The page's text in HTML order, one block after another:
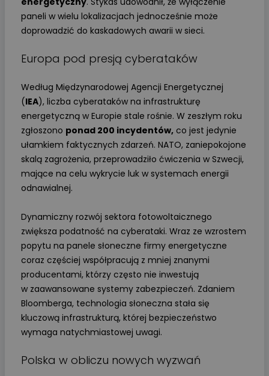
paneli w wielu lokalizacjach jednocześnie może
doprowadzić do kaskadowych awarii w sieci.
Europa pod presją cyberataków
Według Międzynarodowej Agencji Energetycznej
(IEA), liczba cyberataków na infrastrukturę
energetyczną w Europie stale rośnie. W zeszłym roku
zgłoszono ponad 200 incydentów, co jest jedynie
ułamkiem faktycznych zdarzeń. NATO, zaniepokojone
skalą zagrożenia, przeprowadziło ćwiczenia w Szwecji,
mające na celu wykrycie luk w systemach energii
odnawialnej.
Dynamiczny rozwój sektora fotowoltaicznego
zwiększa podatność na cyberataki. Wraz ze wzrostem
popytu na panele słoneczne firmy energetyczne
coraz częściej współpracują z mniej znanymi
producentami, którzy często nie inwestują
w zaawansowane systemy zabezpieczeń. Zdaniem
Bloomberga, technologia słoneczna stała się
kluczową infrastrukturą, której bezpieczeństwo
wymaga natychmiastowej uwagi.
Polska w obliczu nowych wyzwań